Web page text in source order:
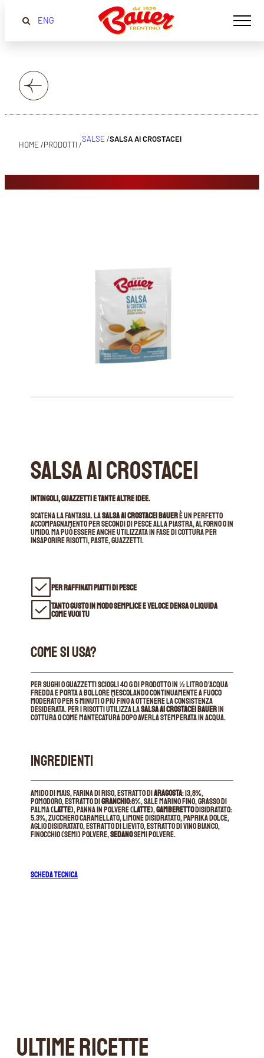
ENG
HOME /PRODOTTI /
SALSE/SALSA AI CROSTACEI
Salsa ai Crostacei
INTINGOLI, GUAZZETTI E TANTE ALTRE IDEE.
Scatena la fantasia. LaSalsa ai Crostacei Bauerè un perfetto
accompagnamento per secondi di pesce alla piastra, al forno o in
umido. Ma può essere anche utilizzata in fase di cottura per
insaporire risotti, paste, guazzetti.
PER RAFFINATI PIATTI DI PESCE
TANTO GUSTO IN MODO SEMPLICE E VELOCE DENSA O LIQUIDA
COME VUOI TU
COME SI USA?
Per sughi o guazzetti sciogli 40 g di prodotto in ½ litro d’acqua
fredda e porta a bollore mescolando continuamente a fuoco
moderato per 5 minuti o più fino a ottenere la consistenza
desiderata. Per i risotti utilizza laSalsa ai Crostacei Bauerin
cottura o come mantecatura dopo averla stemperata in acqua.
INGREDIENTI
Amido di mais, farina di riso, estratto diaragosta: 13,8%,
pomodoro, estratto digranchio:8%, sale marino fino, grasso di
palma (latte), panna in polvere (latte),gamberettodisidratato:
5.3%, zucchero caramellato, limone disidratato, paprika dolce,
aglio disidratato, estratto di lievito, estratto di vino bianco,
finocchio (semi) polvere,sedanosemi polvere.
SCHEDA TECNICA
ULTIME RICETTE